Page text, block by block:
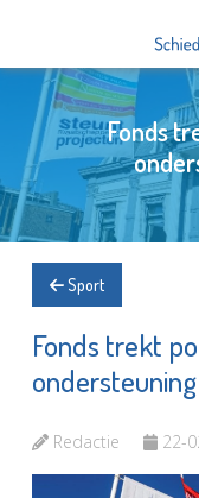
Fonds
Sport
Fonds trekt
Redactie 22-